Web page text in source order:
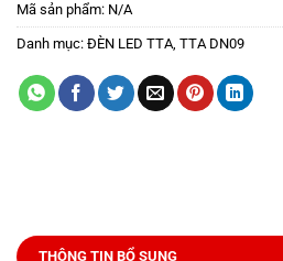
Mã sản phẩm: N/A
Danh mục: ĐÈN LED TTA, TTA DN09
THÔNG TIN BỔ SUNG